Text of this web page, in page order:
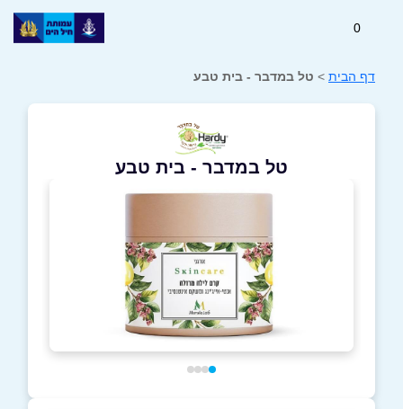
0
דף הבית > טל במדבר - בית טבע
טל במדבר - בית טבע